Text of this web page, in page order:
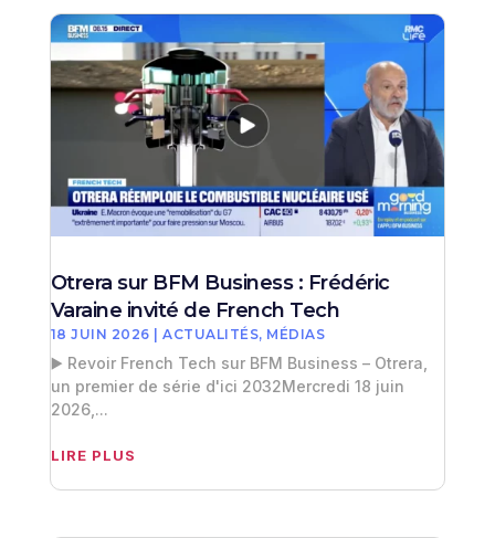
Otrera sur BFM Business : Frédéric
Varaine invité de French Tech
18 JUIN 2026 |ACTUALITÉS, MÉDIAS
▶️ Revoir French Tech sur BFM Business – Otrera,
un premier de série d'ici 2032Mercredi 18 juin
2026,...
LIRE PLUS